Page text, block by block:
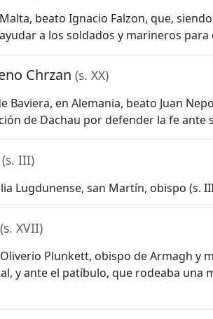
beato Ignacio Falzon, que,
a los soldados y marineros
Chrzan (s. XX)
Baviera, en Alemania, beato Juan
de Dachau por defender la fe ante
(s. III)
Lugdunense, san Martín, obispo (s.
(s. XVII)
Plunkett, obispo de Armagh
y ante el patíbulo, que rodeaba